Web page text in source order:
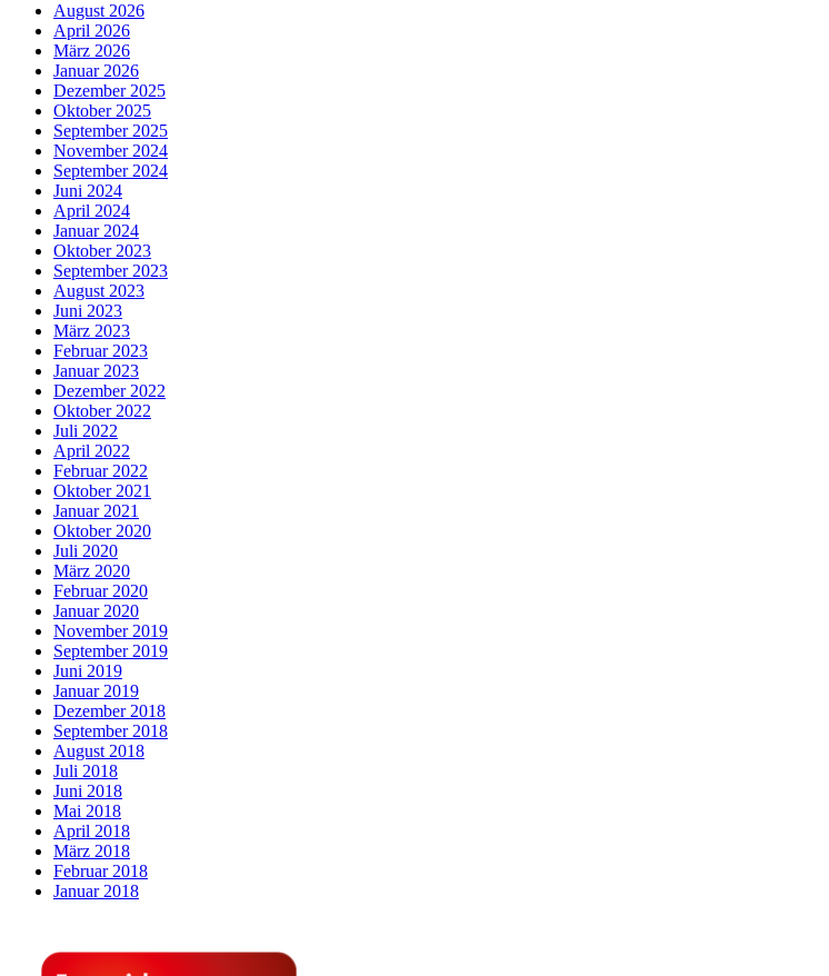
August 2026
April 2026
März 2026
Januar 2026
Dezember 2025
Oktober 2025
September 2025
November 2024
September 2024
Juni 2024
April 2024
Januar 2024
Oktober 2023
September 2023
August 2023
Juni 2023
März 2023
Februar 2023
Januar 2023
Dezember 2022
Oktober 2022
Juli 2022
April 2022
Februar 2022
Oktober 2021
Januar 2021
Oktober 2020
Juli 2020
März 2020
Februar 2020
Januar 2020
November 2019
September 2019
Juni 2019
Januar 2019
Dezember 2018
September 2018
August 2018
Juli 2018
Juni 2018
Mai 2018
April 2018
März 2018
Februar 2018
Januar 2018